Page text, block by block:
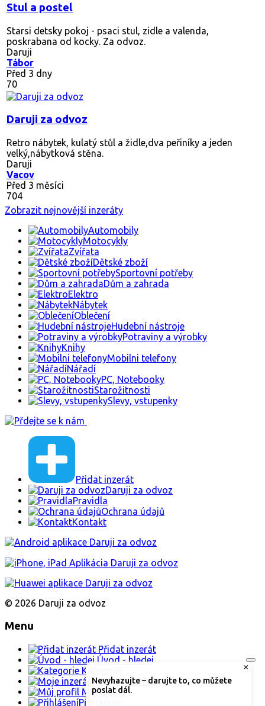
Stul a postel
Starsi detsky pokoj - psaci stul, zidle a valenda,
poskrabana od kocky. Za odvoz.
Daruji
Tábor
Před 3 dny
70
Daruji za odvoz
Retro nábytek, kulatý stůl a židle,dva peřiníky a jeden
velký,nábytková stěna.
Daruji
Vacov
Před 3 měsíci
704
Zobrazit nejnovější inzeráty
×
Nevyhazujte – darujte to, co můžete
poslat dál.
Automobily
Motocykly
Zvířata
Dětské zboží
Sportovní potřeby
Dům a zahrada
Elektro
Nábytek
Oblečení
Hudební nástroje
Potraviny a výrobky
Knihy
Mobilni telefony
Nářadí
PC, Notebooky
Starožitnosti
Slevy, vstupenky
Přidat inzerát
Daruji za odvoz
Pravidla
Ochrana údajů
Kontakt
© 2026 Daruji za odvoz
Menu
Přidat inzerát
Úvod - hledej
Kategorie
Moje inzeráty
Můj profil
Přihlášení